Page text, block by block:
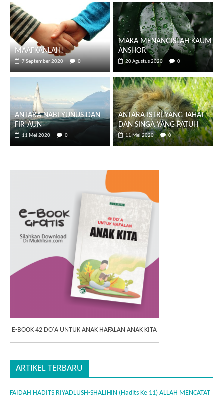
MAAFKANLAH!
7 September 2020 0
MAKA MENANGISLAH KAUM
ANSHOR
20 Agustus 2020 0
ANTARA NABI YUNUS DAN
FIR`AUN
11 Mei 2020 0
ANTARA ISTRI YANG JAHAT
DAN SINGA YANG PATUH
11 Mei 2020 0
E-BOOK 42 DO'A UNTUK ANAK HAFALAN ANAK KITA
ARTIKEL TERBARU
FAIDAH HADITS RIYADLUSH-SHALIHIN (Hadits Ke 11) ALLAH MENCATAT